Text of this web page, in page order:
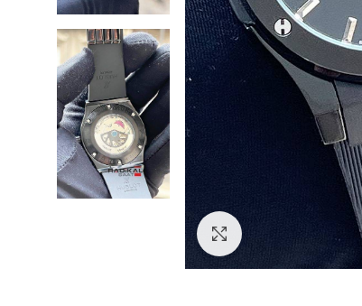
Görseli Büyütün